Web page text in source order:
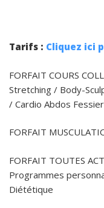
Tarifs : Cliquez ici
FORFAIT COURS
Stretching / Body-
/ Cardio Abdos
FORFAIT
FORFAIT TOUTES
Programmes
Diététique